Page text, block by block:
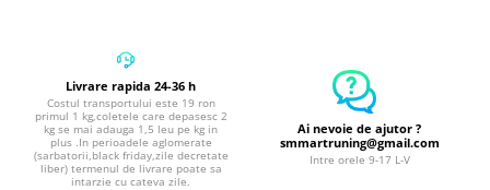
Livrare rapida 24-36 h
Costul transportului este 19 ron
primul 1 kg,coletele care depasesc 2
kg se mai adauga 1,5 leu pe kg in
plus .In perioadele aglomerate
(sarbatorii,black friday,zile decretate
liber) termenul de livrare poate sa
intarzie cu cateva zile.
Ai nevoie de ajutor ?
smmartruning@gmail.com
Intre orele 9-17 L-V